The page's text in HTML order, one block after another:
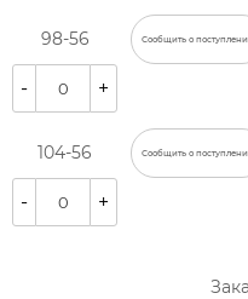
98-56 Сообщить о
- +
104-56 Сообщить о
- +